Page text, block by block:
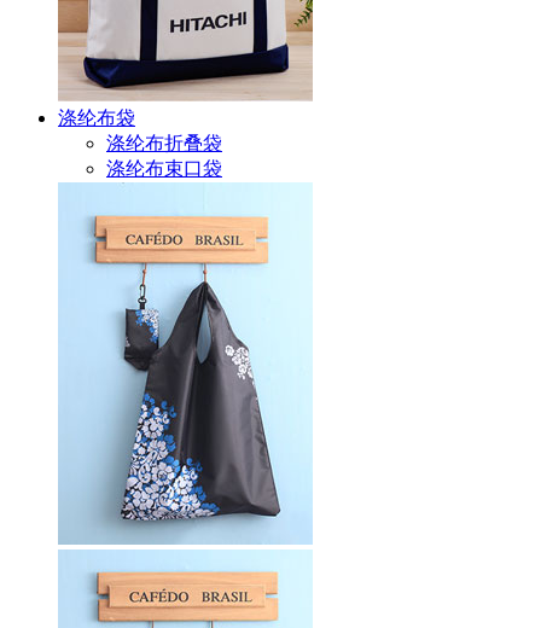
涤纶布袋
涤纶布折叠袋
涤纶布束口袋